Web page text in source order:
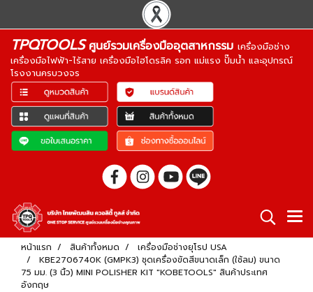
TPQTOOLSศูนย์รวมเครื่องมืออุตสาหกรรม เครื่องมือช่าง
เครื่องมือไฟฟ้า-ไร้สาย เครื่องมือไฮโดรลิค รอก แม่แรง ปั๊มน้ำ และอุปกรณ์
โรงงานครบวงจร
หน้าแรก สินค้าทั้งหมด
เครื่องมือช่างยุโรป USA
KBE2706740K (GMPK3) ชุดเครื่องขัดสีขนาดเล็ก (ใช้ลม) ขนาด
75 มม. (3 นิ้ว) MINI POLISHER KIT "KOBETOOLS" สินค้าประเทศ
อังกฤษ